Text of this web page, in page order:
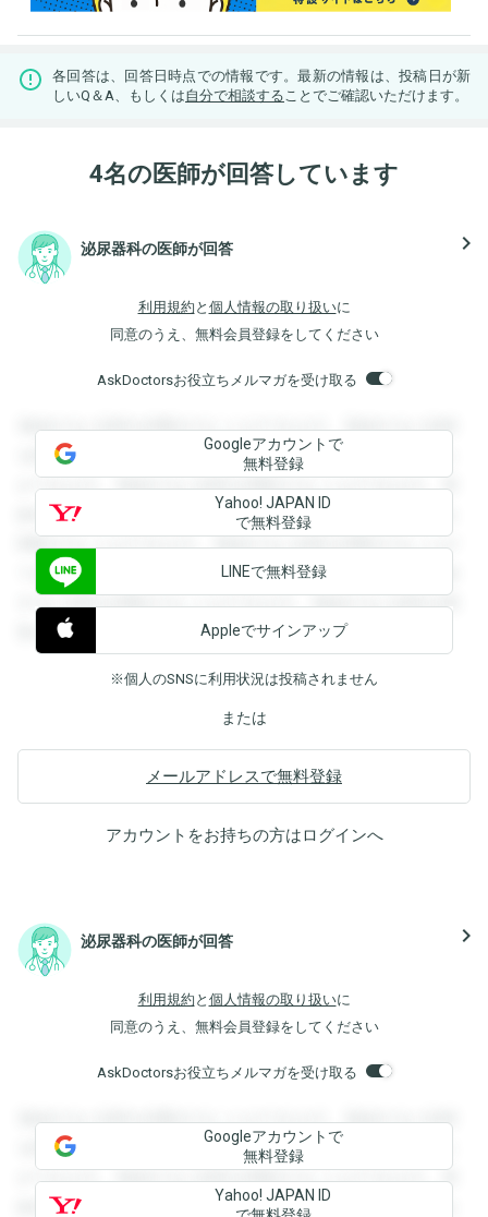
各回答は、回答日時点での情報です。最新の情報は、投稿日が新
しいQ＆A、もしくは自分で相談する ことでご確認いただけます。
4名の医師が回答しています
泌尿器科の医師が回答 navigate_next
利用規約 と 個人情報の取り扱いに
同意のうえ、無料会員登録をしてください
AskDoctorsお役立ちメルマガを受け取る
登録すると回答を閲覧することができます。登録すると回答
を閲覧することができます。登録すると回答を閲覧すること
ができます。登録すると回答を閲覧することができます。登
録すると回答を閲覧することができます。登録すると回答を
閲覧することができます。登録すると回答を閲覧することが
できます。登録すると回答を閲覧することができます。登録
すると回答を閲覧することができます。登録すると回答を閲
覧することができます。
Googleアカウントで
無料登録
Yahoo! JAPAN ID
で無料登録
LINEで無料登録
Appleでサインアップ
※個人のSNSに利用状況は投稿されません
または
メールアドレスで無料登録
アカウントをお持ちの方はログインへ
泌尿器科の医師が回答 navigate_next
利用規約 と 個人情報の取り扱いに
同意のうえ、無料会員登録をしてください
AskDoctorsお役立ちメルマガを受け取る
登録すると回答を閲覧することができます。登録すると回答
を閲覧することができます。登録すると回答を閲覧すること
ができます。登録すると回答を閲覧することができます。登
録すると回答を閲覧することができます。登録すると回答を
Googleアカウントで
無料登録
Yahoo! JAPAN ID